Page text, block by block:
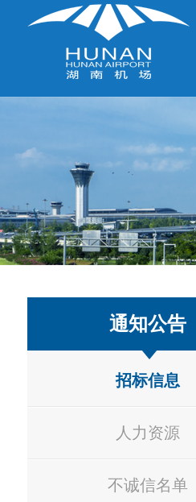
通知公告
招标信息
人力资源
不诚信名单